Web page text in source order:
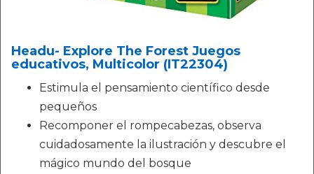
Headu- Explore The Forest Juegos
educativos, Multicolor (IT22304)
Estimula el pensamiento científico desde
pequeños
Recomponer el rompecabezas, observa
cuidadosamente la ilustración y descubre el
mágico mundo del bosque